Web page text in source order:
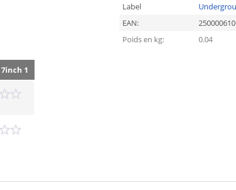
Label
EAN:
Poids en kg:
0.04
7inch 1